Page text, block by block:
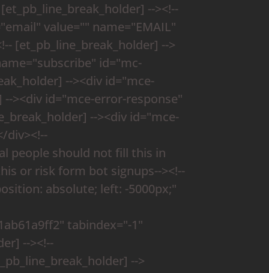
--><!--
value="" name="EMAIL"
[et_pb_line_break_holder] -->
id="mc-
--><div id="mce-
--><div id="mce-error-response"
--><div id="mce-
div><!--
people should not fill this in
or risk form bot signups--><!--
absolute; left: -5000px;"
tabindex="-1"
--><!--
-->